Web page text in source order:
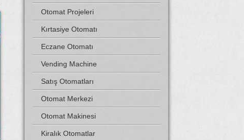
Otomat Projeleri
Kırtasiye Otomatı
Eczane Otomatı
Vending Machine
Satış Otomatları
Otomat Merkezi
Otomat Makinesi
Kiralık Otomatlar